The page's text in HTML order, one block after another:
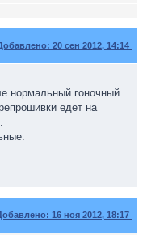
20 сен 2012, 14:14
нормальный гоночный
едет на
16 ноя 2012, 18:17